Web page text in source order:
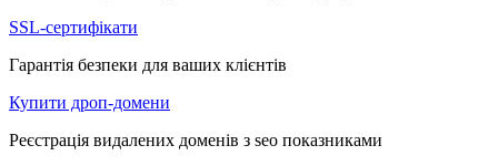
SSL-сертифікати
Гарантія безпеки для ваших клієнтів
Купити дроп-домени
Реєстрація видалених доменів з seo показниками